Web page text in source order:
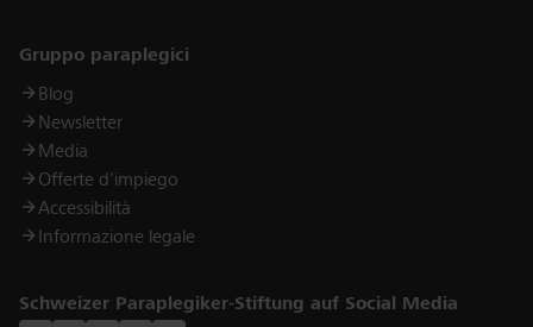
Links
Gruppo paraplegici
Blog
Newsletter
Media
Offerte d'impiego
Accessibilità
Informazione legale
Schweizer Paraplegiker-Stiftung auf Social Media